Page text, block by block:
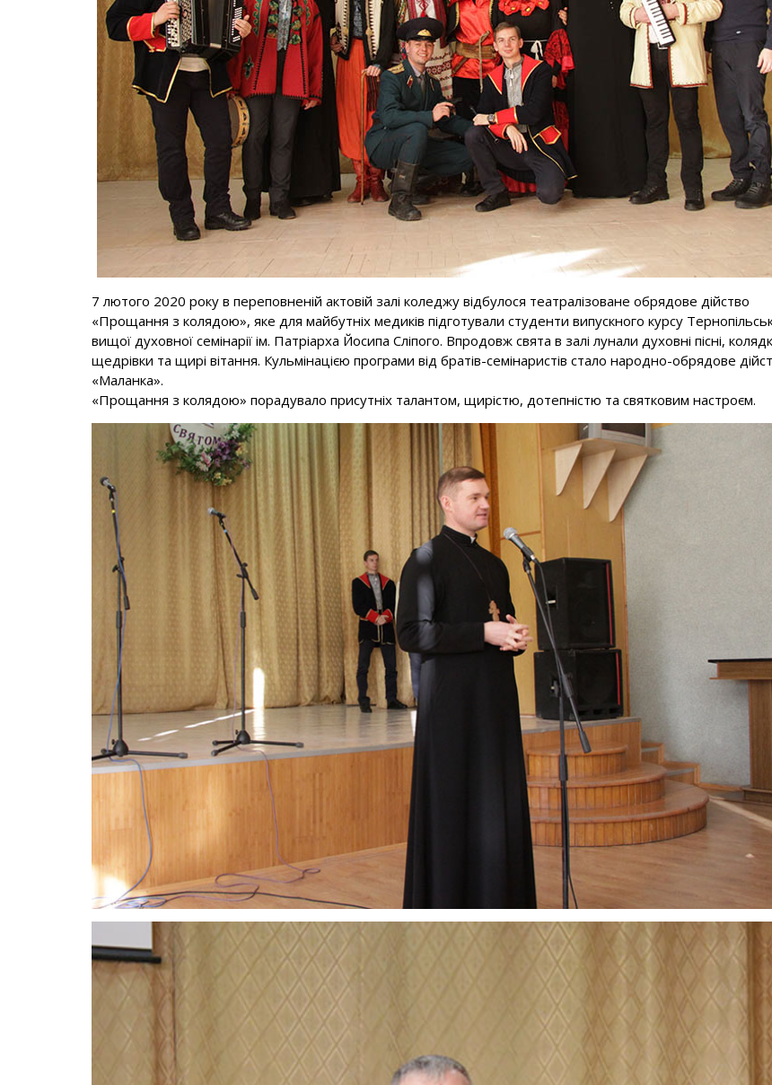
7 лютого 2020 року в переповненій актовій залі коледжу відбулося театралізоване обрядове дійство
«Прощання з колядою», яке для майбутніх медиків підготували студенти випускного курсу
вищої духовної семінарії ім. Патріарха Йосипа Сліпого. Впродовж свята в залі лунали духовні пісні,
щедрівки та щирі вітання. Кульмінацією програми від братів-семінаристів стало народно-обрядове
«Маланка».
«Прощання з колядою» порадувало присутніх талантом, щирістю, дотепністю та святковим настроєм.